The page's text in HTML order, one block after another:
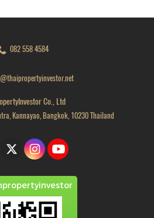
082 558 4584
Co., Ltd
Kannayao, Bangkok, 10230 Thailand